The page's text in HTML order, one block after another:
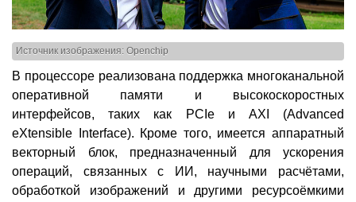
Источник изображения: Openchip
В процессоре реализована поддержка многоканальной
оперативной памяти и высокоскоростных
интерфейсов, таких как PCIe и AXI (Advanced
eXtensible Interface). Кроме того, имеется аппаратный
векторный блок, предназначенный для ускорения
операций, связанных с ИИ, научными расчётами,
обработкой изображений и другими ресурсоёмкими